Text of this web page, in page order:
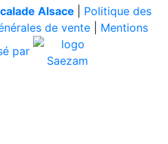
Alsace
Politique des
de vente| Mentions
par